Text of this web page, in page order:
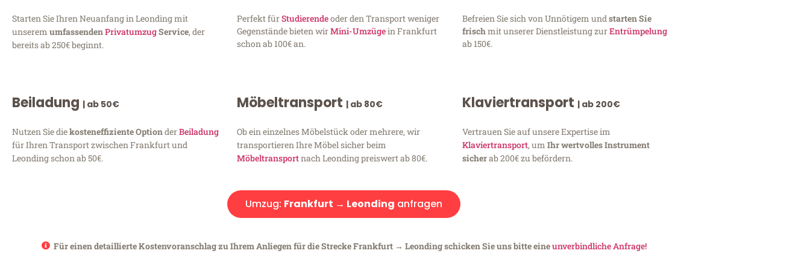
Starten Sie Ihren Neuanfang in Leonding mit
unserem umfassendenPrivatumzugService, der
bereits ab 250€ beginnt.
Perfekt fürStudierendeoder den Transport weniger
Gegenstände bieten wirMini-Umzügein Frankfurt
schon ab 100€ an.
Befreien Sie sich von Unnötigem undstarten Sie
frischmit unserer Dienstleistung zurEntrümpelung
ab 150€.
Beiladung | ab 50€
Nutzen Sie diekosteneffiziente OptionderBeiladung
für Ihren Transport zwischen Frankfurt und
Leonding schon ab 50€.
Möbeltransport | ab 80€
Ob ein einzelnes Möbelstück oder mehrere, wir
transportieren Ihre Möbel sicher beim
Möbeltransportnach Leonding preiswert ab 80€.
Klaviertransport | ab 200€
Vertrauen Sie auf unsere Expertise im
Klaviertransport, um Ihr wertvolles Instrument
sicherab 200€ zu befördern.
Umzug: Frankfurt → Leonding anfragen
Für einen detaillierte Kostenvoranschlag zu Ihrem Anliegen für die Strecke Frankfurt → Leonding schicken Sie uns bitte eineunverbindliche Anfrage!